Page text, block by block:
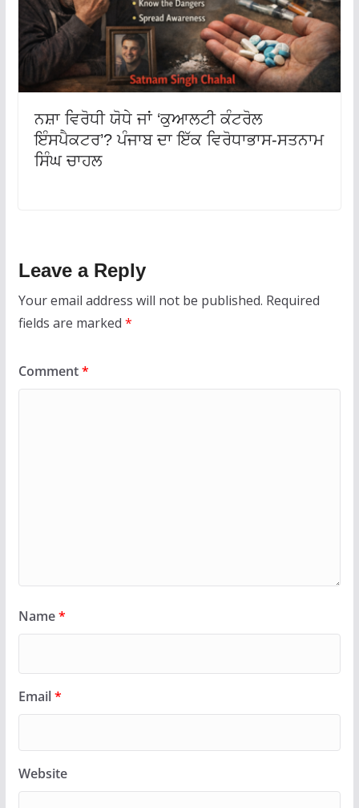
ਨਸ਼ਾ ਵਿਰੋਧੀ ਯੋਧੇ ਜਾਂ ‘ਕੁਆਲਟੀ ਕੰਟਰੋਲ
ਇੰਸਪੈਕਟਰ’? ਪੰਜਾਬ ਦਾ ਇੱਕ ਵਿਰੋਧਾਭਾਸ-ਸਤਨਾਮ
ਸਿੰਘ ਚਾਹਲ
Leave a Reply
Your email address will not be published. Required
fields are marked *
Comment*
Name*
Email*
Website